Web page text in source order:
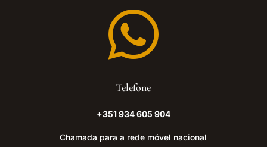

Telefone
+351 934 605 904
Chamada para a rede móvel nacional